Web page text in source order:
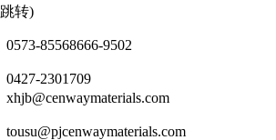
转)
85568666-9502
2301709